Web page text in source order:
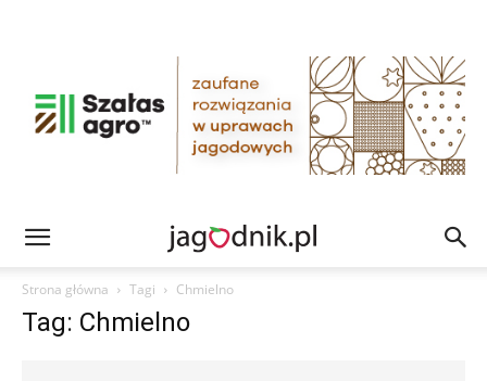
Strona główna Tagi Chmielno
Tag: Chmielno